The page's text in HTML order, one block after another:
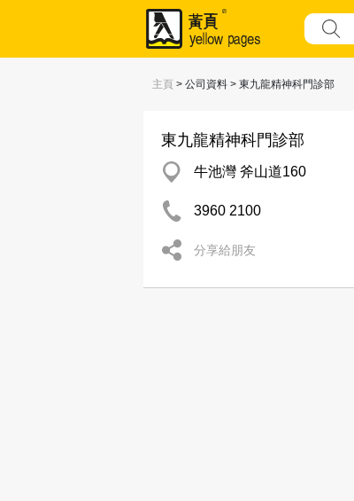
主頁 > 公司資料 > 東九龍精神科門診部
東九龍精神科門診部
牛池灣 斧山道160
3960 2100
分享給朋友